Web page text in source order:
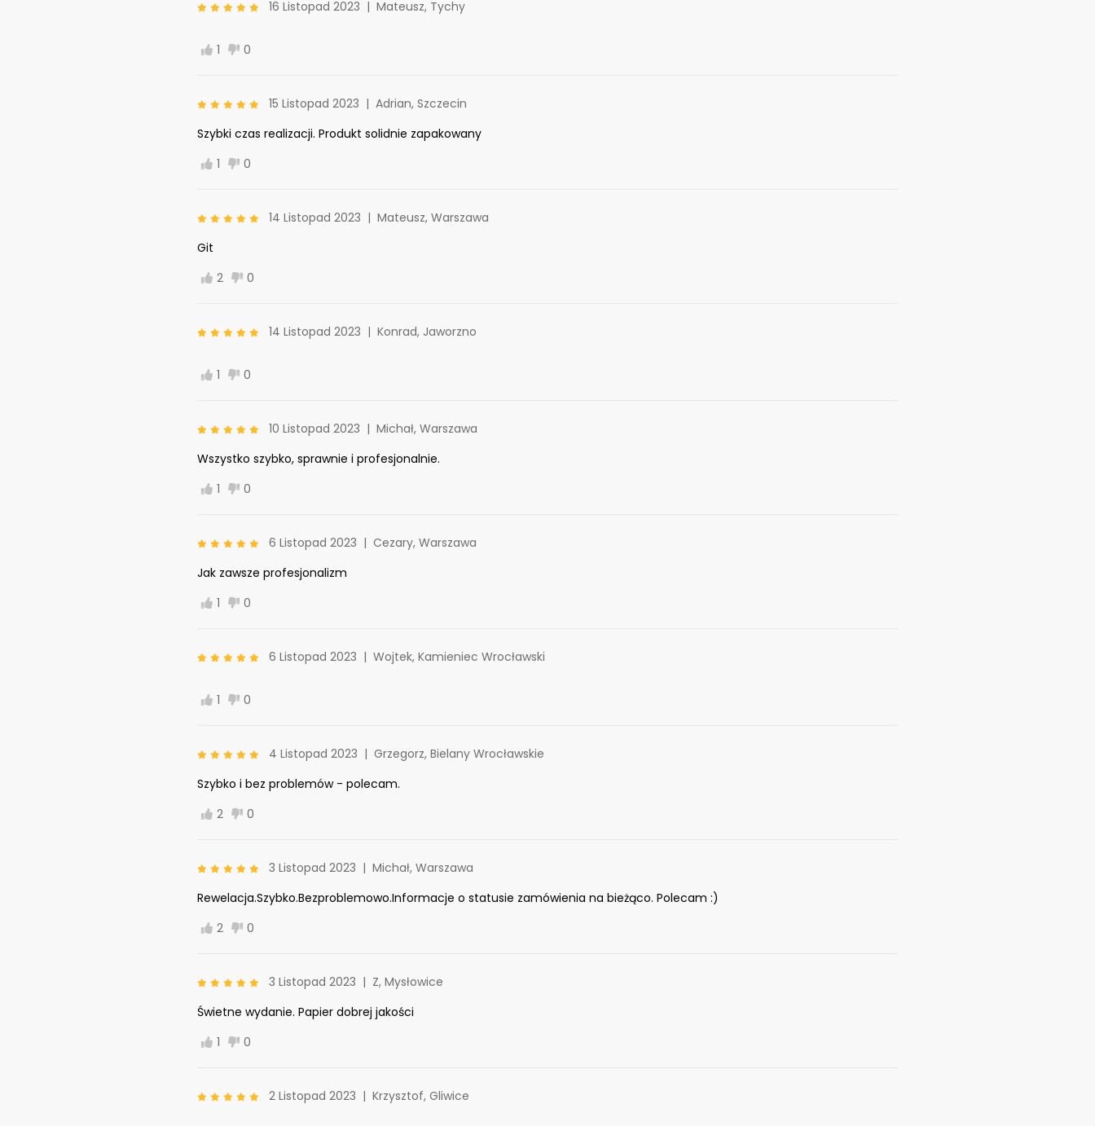
16 Listopad 2023 Mateusz, Tychy
1 0
15 Listopad 2023
Adrian, Szczecin
Szybki czas realizacji. Produkt solidnie zapakowany
1
0
14 Listopad 2023
Mateusz, Warszawa
Git
2
0
14 Listopad 2023 Konrad, Jaworzno
1 0
10 Listopad 2023
Michał, Warszawa
Wszystko szybko, sprawnie i profesjonalnie.
1
0
6 Listopad 2023
Cezary, Warszawa
Jak zawsze profesjonalizm
1
0
6 Listopad 2023 Wojtek, Kamieniec Wrocławski
1 0
4 Listopad 2023
Grzegorz, Bielany Wrocławskie
Szybko i bez problemów - polecam.
2
0
3 Listopad 2023
Michał, Warszawa
Rewelacja.Szybko.Bezproblemowo.Informacje o statusie zamówienia na bieżąco. Polecam :)
2
0
3 Listopad 2023
Z, Mysłowice
Świetne wydanie. Papier dobrej jakości
1
0
2 Listopad 2023 Krzysztof, Gliwice